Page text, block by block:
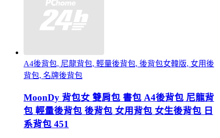
A4後背包, 尼龍背包, 輕量後背包, 後背包女韓版, 女用後
背包, 名牌後背包
MoonDy 背包女 雙肩包 書包 A4後背包 尼龍背
包 輕量後背包 後背包 女用背包 女生後背包 日
系背包 451